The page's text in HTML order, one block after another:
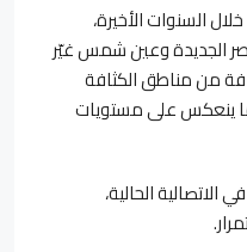
السنوات الأخيرة،
الجديدة وعين شمس غيّر
من مناطق الكثافة
ما ينعكس على مستويات
الحالية،